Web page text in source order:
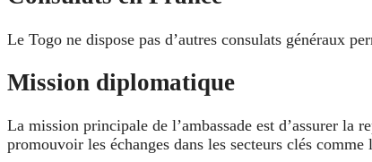
Le Togo ne dispose pas d’autres consulats généraux
Mission diplomatique
La mission principale de l’ambassade est d’assurer la
promouvoir les échanges dans les secteurs clés